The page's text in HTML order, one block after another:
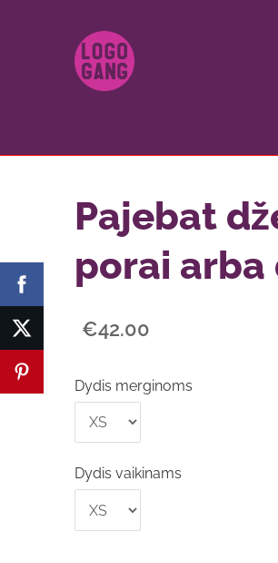
Pajebat
porai arba
€42.00
Dydis merginoms
Dydis vaikinams